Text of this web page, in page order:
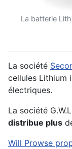
La batterie
La société
cellules Lithium
électriques.
La société
distribue plus
Will Prowse